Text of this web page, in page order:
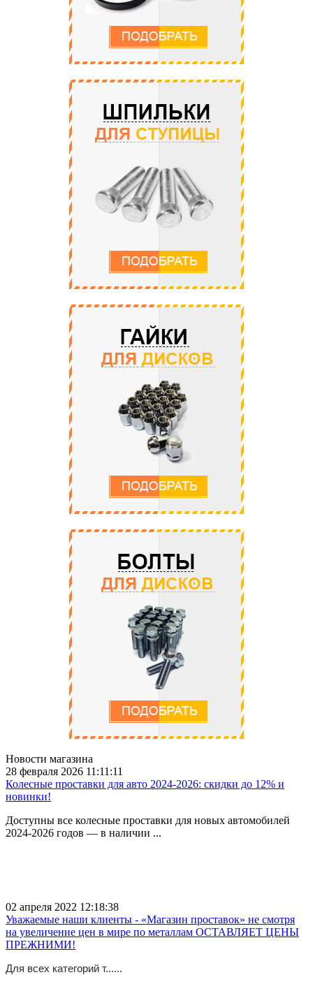
Новости магазина
28 февраля 2026 11:11:11
Колесные проставки для авто 2024-2026: скидки до 12% и
новинки!
Доступны все колесные проставки для новых автомобилей
2024-2026 годов — в наличии ...
02 апреля 2022 12:18:38
Уважаемые наши клиенты - «Магазин проставок» не смотря
на увеличение цен в мире по металлам ОСТАВЛЯЕТ ЦЕНЫ
ПРЕЖНИМИ!
Для всех категорий т......